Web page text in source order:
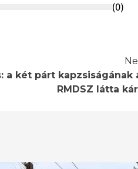
(0)
a két párt kapzsiságának
RMDSZ látta